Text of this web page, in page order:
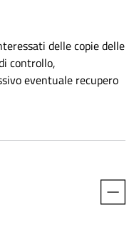
delle copie delle
controllo,
eventuale recupero